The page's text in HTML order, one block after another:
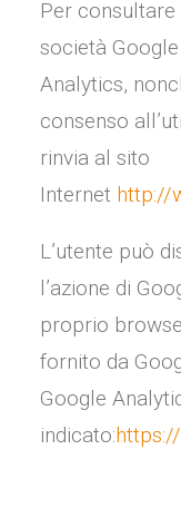
Per
società
Analytics,
consenso
rinvia al sito
Internet http://
L’utente può
l’azione di
proprio
fornito da
Google
indicato: